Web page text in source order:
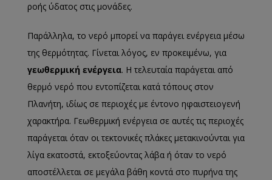
ροής ύδατος στις μονάδες.
Παράλληλα, το νερό μπορεί να παράγει ενέργεια μέσω
της θερμότητας. Γίνεται λόγος, εν προκειμένω, για
γεωθερμική ενέργεια. Η τελευταία παράγεται από
θερμό νερό που εντοπίζεται κατά τόπους στον
Πλανήτη, ιδίως σε περιοχές με έντονο ηφαιστειογενή
χαρακτήρα. Γεωθερμική ενέργεια σε αυτές τις περιοχές
παράγεται όταν οι τεκτονικές πλάκες μετακινούνται για
λίγα εκατοστά, εκτοξεύοντας λάβα ή όταν το νερό
αποστέλλεται σε μεγάλα βάθη κοντά στο πυρήνα της